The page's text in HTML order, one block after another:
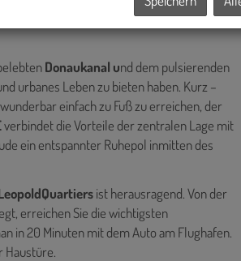
Donaukanal und dem pulsierenden
urbanes Leben zu bieten haben. Kurz –
einfach zu Fuß zu erreichen, der
verbindet die Vorteile der zentralen Lage mit
ein entspannter Ruhepol inmitten des
ist herausragend. Von der
erreichen Sie die wichtigsten
in 20 Minuten mit dem Auto am Flughafen.
Haustüre.